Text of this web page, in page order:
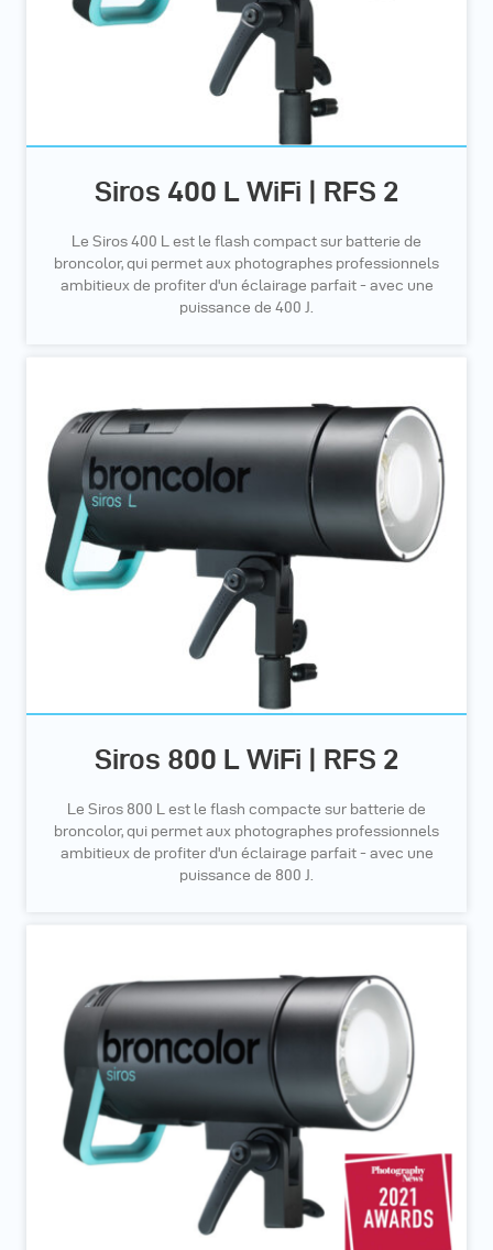
Siros 400 L WiFi | RFS 2
Le Siros 400 L est le flash compact sur batterie de
broncolor, qui permet aux photographes professionnels
ambitieux de profiter d'un éclairage parfait - avec une
puissance de 400 J.
Siros 800 L WiFi | RFS 2
Le Siros 800 L est le flash compacte sur batterie de
broncolor, qui permet aux photographes professionnels
ambitieux de profiter d'un éclairage parfait - avec une
puissance de 800 J.